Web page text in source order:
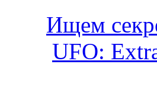
Ищем
UFO: